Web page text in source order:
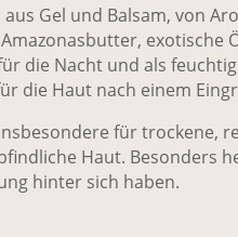
116.00
CHF
Gel und Balsam, von
exotische
die Nacht und als
die Haut nach einem
für trockene,
Haut. Besonders
hinter sich haben.